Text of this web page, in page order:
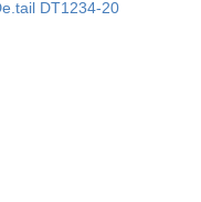
DT1234-20